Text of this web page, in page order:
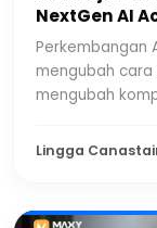
NextGen AI
Perkembangan
mengubah
mengubah
Lingga